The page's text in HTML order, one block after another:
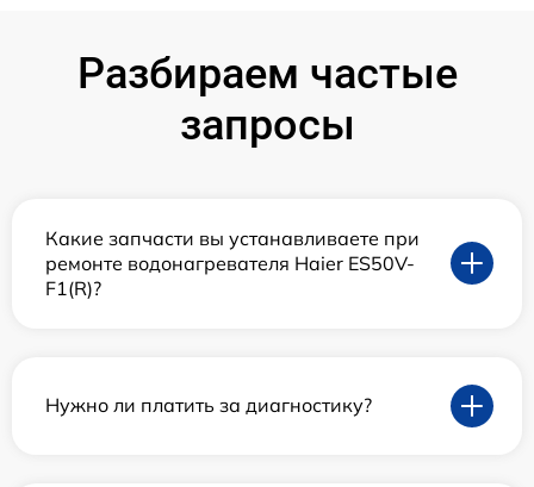
Разбираем частые
запросы
Какие запчасти вы устанавливаете при
ремонте водонагревателя Haier ES50V-
F1(R)?
Нужно ли платить за диагностику?